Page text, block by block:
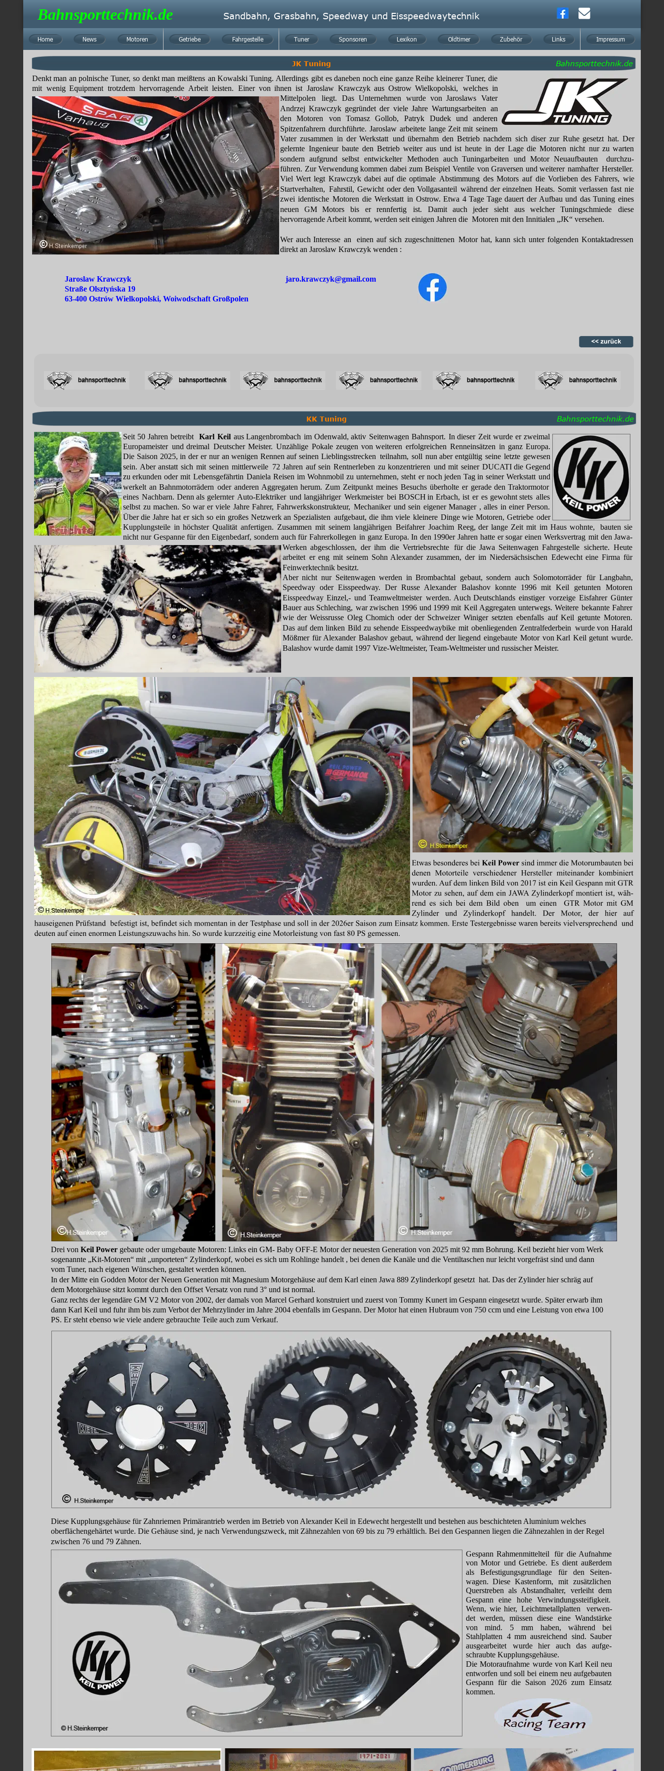
JK Tuning Bahnsporttechnik.de
Denkt man an polnische Tuner, so denkt man meißtens an Kowalski Tuning. Allerdings gibt es daneben noch eine ganze Reihe kleinerer Tuner, die
mit wenig Equipment trotzdem hervorragende Arbeit leisten. Einer von ihnen ist Jaroslaw Krawczyk aus Ostrow Wielkopolski, welches in
Mittelpolen
liegt. Das Unternehmen wurde von Jaroslaws
Vater
Andrzej Krawczyk gegründet der viele Jahre Wartungsarbeiten an
den
Motoren von Tomasz Gollob, Patryk Dudek und
anderen
Spitzenfahrern durchführte. Jaroslaw arbeitete lange Zeit mit seinem
Vater zusammen in der Werkstatt und übernahm den Betrieb nachdem sich diser zur Ruhe gesetzt hat. Der
gelernte Ingenieur baute den Betrieb weiter aus und ist heute in der Lage die Motoren nicht nur zu warten
sondern aufgrund selbst entwickelter Methoden auch Tuningarbeiten und Motor Neuaufbauten
durchzu-
führen. Zur Verwendung kommen dabei zum Beispiel Ventile von Graversen und weiterer namhafter Hersteller.
Viel Wert legt Krawczyk dabei auf die optimale Abstimmung des Motors auf die Vorlieben des Fahrers, wie
Startverhalten, Fahrstil, Gewicht oder den Vollgasanteil während der einzelnen Heats. Somit verlassen fast nie
zwei identische Motoren die Werkstatt in Ostrow. Etwa 4 Tage Tage dauert der Aufbau und das Tuning eines
neuen
GM Motors bis er rennfertig ist. Damit auch jeder sieht aus welcher Tuningschmiede
diese
hervorragende Arbeit kommt, werden seit einigen Jahren die  Motoren mit den Innitialen „JK“ versehen.
Wer auch Interesse an einen auf sich zugeschnittenen Motor hat, kann sich unter folgenden Kontaktadressen
direkt an Jaroslaw Krawczyk wenden :
KK Tuning Bahnsporttechnik.de
Jaroslaw Krawczyk                                                                              jaro.krawczyk@gmail.com
Straße Olsztyńska 19
63-400 Ostrów Wielkopolski, Woiwodschaft Großpolen
Seit 50 Jahren betreibt Karl Keil aus Langenbrombach im Odenwald, aktiv Seitenwagen Bahnsport. In dieser Zeit wurde er zweimal
Europameister und dreimal Deutscher Meister. Unzählige Pokale zeugen von weiteren erfolgreichen Renneinsätzen in ganz Europa.
Die Saison 2025, in der er nur an wenigen Rennen auf seinen Lieblingsstrecken teilnahm, soll nun aber entgültig seine letzte gewesen
sein. Aber anstatt sich mit seinen mittlerweile 72 Jahren auf sein Rentnerleben zu konzentrieren und mit seiner DUCATI die Gegend
zu erkunden oder mit Lebensgefährtin Daniela Reisen im Wohnmobil zu unternehmen, steht er noch jeden Tag in seiner Werkstatt und
werkelt an Bahnmotorrädern oder anderen Aggregaten herum. Zum Zeitpunkt meines Besuchs überholte er gerade den Traktormotor
eines Nachbarn. Denn als gelernter Auto-Elektriker und langjähriger Werkmeister bei BOSCH in Erbach, ist er es gewohnt stets alles
selbst zu machen. So war er viele Jahre Fahrer, Fahrwerkskonstrukteur, Mechaniker und sein eigener Manager , alles in einer Person.
Über die Jahre hat er sich so ein großes Netzwerk an Spezialisten aufgebaut, die ihm viele kleinere Dinge wie Motoren, Getriebe oder
Kupplungsteile in höchster Qualität anfertigen. Zusammen mit seinem langjährigen Beifahrer Joachim Reeg, der lange Zeit mit im Haus wohnte, bauten sie
nicht nur Gespanne für den Eigenbedarf, sondern auch für Fahrerkollegen in ganz Europa. In den 1990er Jahren hatte er sogar einen Werksvertrag mit den Jawa-
Werken abgeschlossen, der ihm die Vertriebsrechte für die Jawa Seitenwagen Fahrgestelle sicherte. Heute
arbeitet er eng mit seinem Sohn Alexander zusammen, der im Niedersächsischen Edewecht eine Firma für
Feinwerktechnik besitzt.
Aber nicht nur Seitenwagen werden in Brombachtal gebaut, sondern auch Solomotorräder für Langbahn,
Speedway oder Eisspeedway. Der Russe Alexander Balashov konnte 1996 mit Keil getunten
Motoren
Eisspeedway Einzel,- und Teamweltmeister werden. Auch Deutschlands einstiger vorzeige Eisfahrer Günter
Bauer aus Schleching, war zwischen 1996 und 1999 mit Keil Aggregaten unterwegs. Weitere bekannte Fahrer
wie der Weissrusse Oleg Chomich oder der Schweizer Winiger setzten ebenfalls auf Keil getunte Motoren.
Das auf dem linken Bild zu sehende Eisspeedwaybike mit obenliegenden Zentralfederbein wurde von Harald
Mößmer für Alexander Balashov gebaut, während der liegend eingebaute Motor von Karl Keil getunt wurde.
Balashov wurde damit 1997 Vize-Weltmeister, Team-Weltmeister und russischer Meister.
Drei von Keil Power gebaute oder umgebaute Motoren: Links ein GM- Baby OFF-E Motor der neuesten Generation von 2025 mit 92 mm Bohrung. Keil bezieht hier vom Werk
sogenannte „Kit-Motoren“ mit „unporteten“ Zylinderkopf, wobei es sich um Rohlinge handelt , bei denen die Kanäle und die Ventiltaschen nur leicht vorgefräst sind und dann
vom Tuner, nach eigenen Wünschen, gestaltet werden können.
In der Mitte ein Godden Motor der Neuen Generation mit Magnesium Motorgehäuse auf dem Karl einen Jawa 889 Zylinderkopf gesetzt  hat. Das der Zylinder hier schräg auf
dem Motorgehäuse sitzt kommt durch den Offset Versatz von rund 3° und ist normal.
Ganz rechts der legendäre GM V2 Motor von 2002, der damals von Marcel Gerhard konstruiert und zuerst von Tommy Kunert im Gespann eingesetzt wurde. Später erwarb ihm
dann Karl Keil und fuhr ihm bis zum Verbot der Mehrzylinder im Jahre 2004 ebenfalls im Gespann. Der Motor hat einen Hubraum von 750 ccm und eine Leistung von etwa 100
PS. Er steht ebenso wie viele andere gebrauchte Teile auch zum Verkauf.
Diese Kupplungsgehäuse für Zahnriemen Primärantrieb werden im Betrieb von Alexander Keil in Edewecht hergestellt und bestehen aus beschichteten Aluminium welches
oberflächengehärtet wurde. Die Gehäuse sind, je nach Verwendungszweck, mit Zähnezahlen von 69 bis zu 79 erhältlich. Bei den Gespannen liegen die Zähnezahlen in der Regel
zwischen 76 und 79 Zähnen.
Gespann Rahmenmittelteil für die Aufnahme
von Motor und Getriebe. Es dient außerdem
als
Befestigungsgrundlage für den
Seiten-
wagen. Diese Kastenform, mit zusätzlichen
Querstreben als Abstandhalter, verleiht dem
Gespann
eine hohe
Verwindungssteifigkeit.
Wenn, wie hier, Leichtmetallplatten
verwen-
det werden, müssen diese eine Wandstärke
von
mind. 5 mm haben, während
bei
Stahlplatten
4 mm ausreichend sind. Sauber
ausgearbeitet
wurde hier auch das
aufge-
schraubte Kupplungsgehäuse.
Die Motoraufnahme wurde von Karl Keil neu
entworfen und soll bei einem neu aufgebauten
Gespann für die Saison 2026 zum Einsatz
kommen.
Bahnsporttechnik.de Sandbahn, Grasbahn, Speedway und Eisspeedwaytechnik
Home News Motoren Getriebe Fahrgestelle Tuner Sponsoren Lexikon Oldtimer Zubehör Links Impressum
Home News Motoren Getriebe Fahrgestelle Tuner Sponsoren Lexikon Oldtimer Zubehör Links Impressum